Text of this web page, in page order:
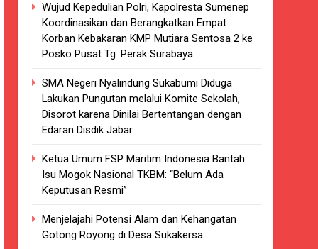
BAIK
Sukabumi selama 7 Tahun.
di puskesmas.
terkait Dugaan beredar nya Obat
Kabupaten Sukabumi Angkat
Wujud Kepedulian Polri, Kapolresta Sumenep
Koordinasikan dan Berangkatkan Empat
Korban Kebakaran KMP Mutiara Sentosa 2 ke
Posko Pusat Tg. Perak Surabaya
SMA Negeri Nyalindung Sukabumi Diduga
Lakukan Pungutan melalui Komite Sekolah,
Disorot karena Dinilai Bertentangan dengan
Edaran Disdik Jabar
Ketua Umum FSP Maritim Indonesia Bantah
Isu Mogok Nasional TKBM: “Belum Ada
Keputusan Resmi”
Menjelajahi Potensi Alam dan Kehangatan
Gotong Royong di Desa Sukakersa